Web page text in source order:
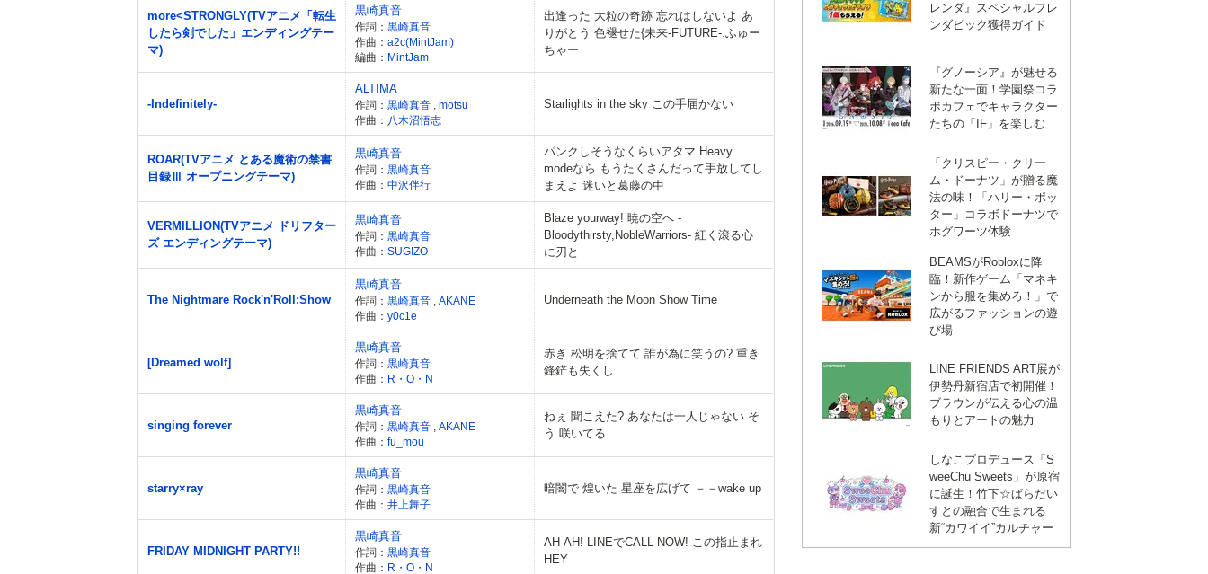
more<STRONGLY(TVアニメ「転生
したら剣でした」エンディングテー
マ)
黒崎真音
作詞： 黒崎真音
作曲： a2c(MintJam)
編曲： MintJam
出逢った 大粒の奇跡 忘れはしないよ あ
りがとう 色褪せた{未来-FUTURE-:ふゅー
ちゃー
-Indefinitely-
ALTIMA
作詞： 黒崎真音
motsu
作曲： 八木沼悟志
Starlights in the sky この手届かない
ROAR(TVアニメ とある魔術の禁書
目録Ⅲ オープニングテーマ)
黒崎真音
作詞： 黒崎真音
作曲： 中沢伴行
パンクしそうなくらいアタマ Heavy
modeなら もうたくさんだって手放してし
まえよ 迷いと葛藤の中
VERMILLION(TVアニメ ドリフター
ズ エンディングテーマ)
黒崎真音
作詞： 黒崎真音
作曲： SUGIZO
Blaze yourway! 暁の空へ -
Bloodythirsty,NobleWarriors- 紅く滾る心
に刃と
The Nightmare Rock'n'Roll:Show
黒崎真音
作詞： 黒崎真音
AKANE
作曲： y0c1e
Underneath the Moon Show Time
[Dreamed wolf]
黒崎真音
作詞： 黒崎真音
作曲： R・O・N
赤き 松明を捨てて 誰が為に笑うの? 重き
鋒鋩も失くし
singing forever
黒崎真音
作詞： 黒崎真音
AKANE
作曲： fu_mou
ねぇ 聞こえた? あなたは一人じゃない そ
う 咲いてる
starry×ray
黒崎真音
作詞： 黒崎真音
作曲： 井上舞子
暗闇で 煌いた 星座を広げて －－wake up
FRIDAY MIDNIGHT PARTY!!
黒崎真音
作詞： 黒崎真音
作曲： R・O・N
AH AH! LINEでCALL NOW! この指止まれ
HEY
レンダ』スペシャルフレ
ンダピック獲得ガイド
『グノーシア』が魅せる
新たな一面！学園祭コラ
ボカフェでキャラクター
たちの「IF」を楽しむ
「クリスピー・クリー
ム・ドーナツ」が贈る魔
法の味！「ハリー・ポッ
ター」コラボドーナツで
ホグワーツ体験
BEAMSがRobloxに降
臨！新作ゲーム「マネキ
ンから服を集めろ！」で
広がるファッションの遊
び場
LINE FRIENDS ART展が
伊勢丹新宿店で初開催！
ブラウンが伝える心の温
もりとアートの魅力
しなこプロデュース「S
weeChu Sweets」が原宿
に誕生！竹下☆ぱらだい
すとの融合で生まれる
新“カワイイ”カルチャー